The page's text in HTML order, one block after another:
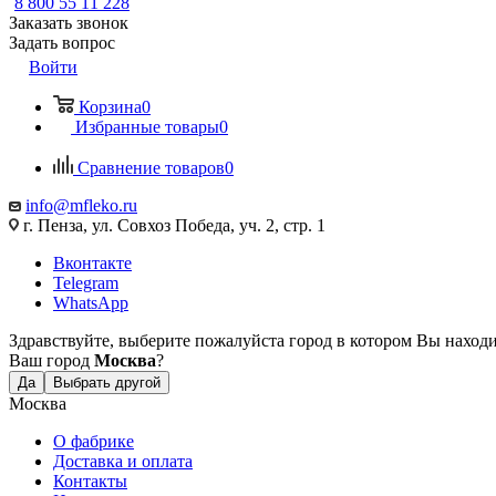
Заказать звонок
Задать вопрос
Войти
Корзина0
Избранные товары0
Сравнение товаров0
info@mfleko.ru
г. Пенза, ул. Совхоз Победа, уч. 2, стр. 1
Вконтакте
Telegram
WhatsApp
Здравствуйте, выберите пожалуйста город в котором Вы
Ваш город Москва?
Да Выбрать другой
Москва
О фабрике
Доставка и оплата
Контакты